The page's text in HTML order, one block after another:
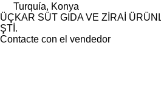
Turquía, Konya
ÜÇKAR SÜT GIDA VE ZİRAİ
ŞTİ.
Contacte con el vendedor